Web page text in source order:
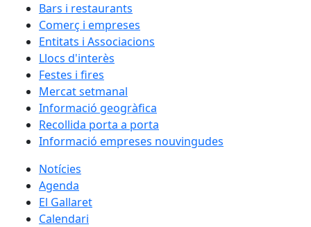
Bars i restaurants
Comerç i empreses
Entitats i Associacions
Llocs d'interès
Festes i fires
Mercat setmanal
Informació geogràfica
Recollida porta a porta
Informació empreses nouvingudes
Notícies
Agenda
El Gallaret
Calendari